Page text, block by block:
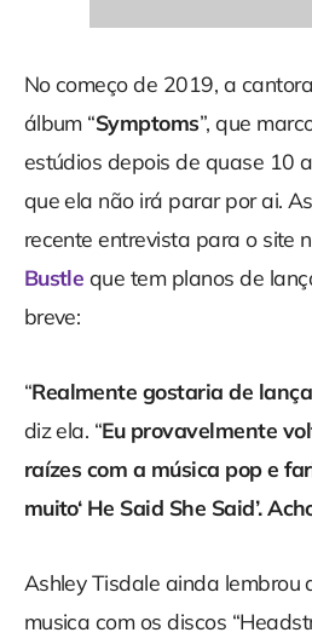
No começo de 2019, a
álbum “Symptoms”, que
estúdios depois de quase 10
que ela não irá parar por ai.
recente entrevista para o site
Bustle que tem planos de
breve:
“Realmente gostaria de
diz ela. “Eu provavelmente
raízes com a música pop e
muito‘ He Said She Said’.
Ashley Tisdale ainda lembrou
musica com os discos